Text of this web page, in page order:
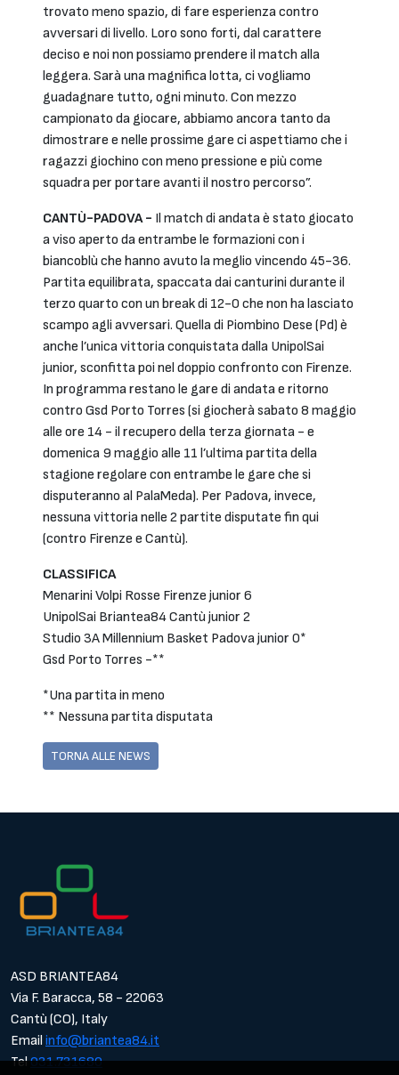
trovato meno spazio, di fare esperienza contro
avversari di livello. Loro sono forti, dal carattere
deciso e noi non possiamo prendere il match alla
leggera. Sarà una magnifica lotta, ci vogliamo
guadagnare tutto, ogni minuto. Con mezzo
campionato da giocare, abbiamo ancora tanto da
dimostrare e nelle prossime gare ci aspettiamo che i
ragazzi giochino con meno pressione e più come
squadra per portare avanti il nostro percorso”.
CANTÙ-PADOVA - Il match di andata è stato giocato
a viso aperto da entrambe le formazioni con i
biancoblù che hanno avuto la meglio vincendo 45-36.
Partita equilibrata, spaccata dai canturini durante il
terzo quarto con un break di 12-0 che non ha lasciato
scampo agli avversari. Quella di Piombino Dese (Pd) è
anche l’unica vittoria conquistata dalla UnipolSai
junior, sconfitta poi nel doppio confronto con Firenze.
In programma restano le gare di andata e ritorno
contro Gsd Porto Torres (si giocherà sabato 8 maggio
alle ore 14 - il recupero della terza giornata - e
domenica 9 maggio alle 11 l’ultima partita della
stagione regolare con entrambe le gare che si
disputeranno al PalaMeda). Per Padova, invece,
nessuna vittoria nelle 2 partite disputate fin qui
(contro Firenze e Cantù).
CLASSIFICA
Menarini Volpi Rosse Firenze junior 6
UnipolSai Briantea84 Cantù junior 2
Studio 3A Millennium Basket Padova junior 0*
Gsd Porto Torres -**
*Una partita in meno
** Nessuna partita disputata
TORNA ALLE NEWS
ASD BRIANTEA84
Via F. Baracca, 58 - 22063
Cantù (CO), Italy
Email info@briantea84.it
Tel031.731680